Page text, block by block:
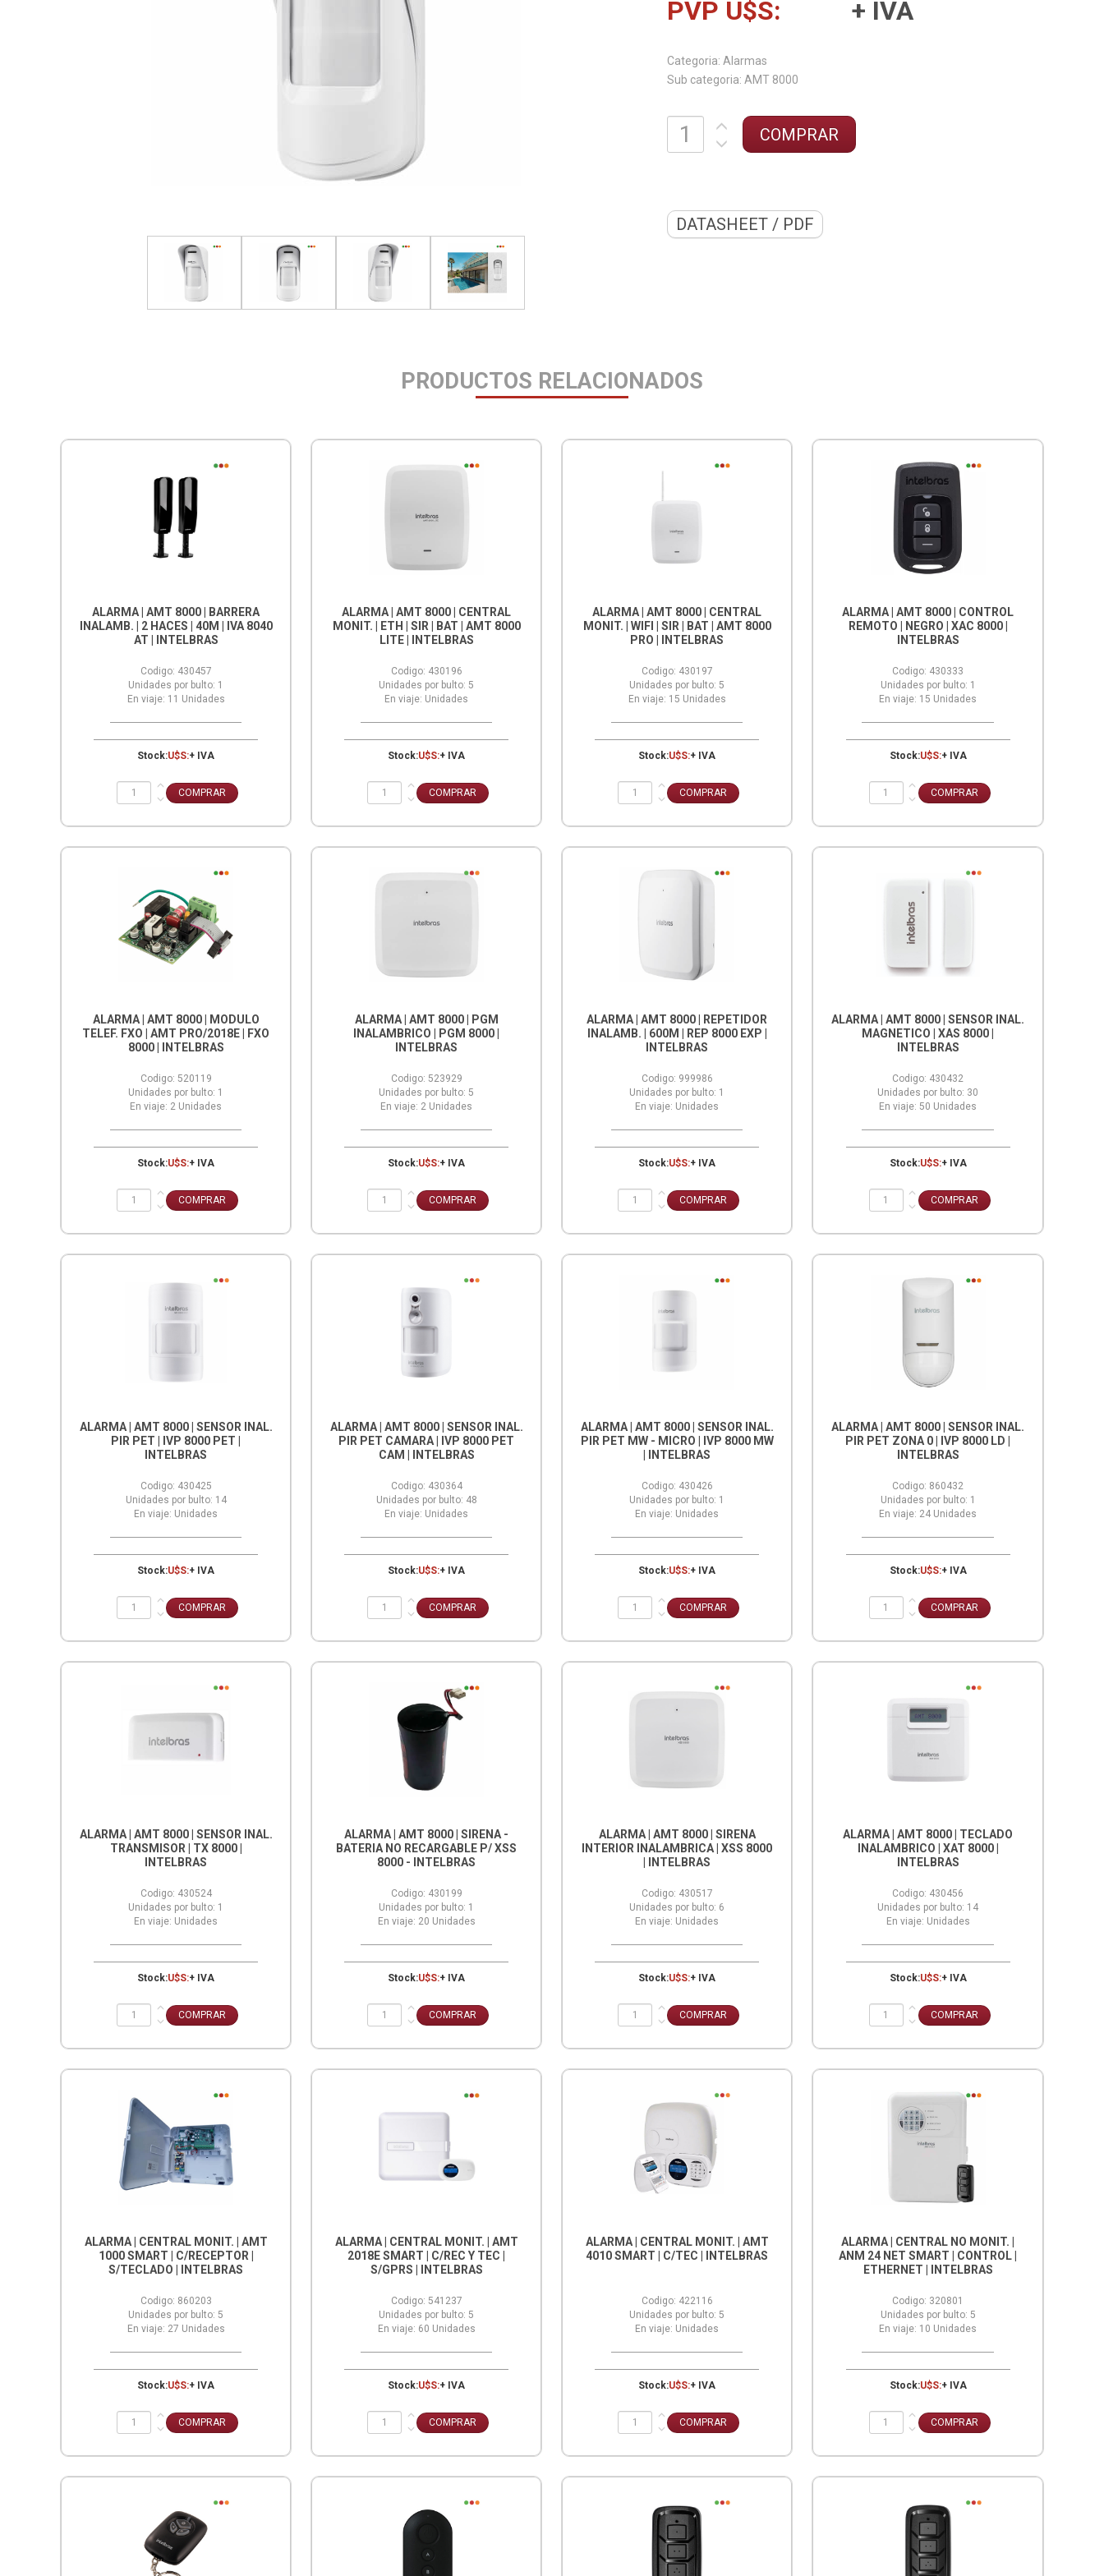
PVP U$S: + IVA
Categoria:
Sub categoria:
DATASHEET / PDF
PRODUCTOS RELACIONADOS
ALARMA | AMT 8000 | BARRERA
INALAMB. | 2 HACES | 40M | IVA 8040
AT | INTELBRAS
Codigo: 430457
Unidades por bulto: 1
En viaje: 11 Unidades
Stock:U$S:+ IVA
ALARMA | AMT 8000 | CENTRAL
MONIT. | ETH | SIR | BAT | AMT 8000
LITE | INTELBRAS
Codigo: 430196
Unidades por bulto: 5
En viaje: Unidades
Stock:U$S:+ IVA
ALARMA | AMT 8000 | CENTRAL
MONIT. | WIFI | SIR | BAT | AMT 8000
PRO | INTELBRAS
Codigo: 430197
Unidades por bulto: 5
En viaje: 15 Unidades
Stock:U$S:+ IVA
ALARMA | AMT 8000 | CONTROL
REMOTO | NEGRO | XAC 8000 |
INTELBRAS
Codigo: 430333
Unidades por bulto: 1
En viaje: 15 Unidades
Stock:U$S:+ IVA
ALARMA | AMT 8000 | MODULO
TELEF. FXO | AMT PRO/2018E | FXO
8000 | INTELBRAS
Codigo: 520119
Unidades por bulto: 1
En viaje: 2 Unidades
Stock:U$S:+ IVA
ALARMA | AMT 8000 | PGM
INALAMBRICO | PGM 8000 |
INTELBRAS
Codigo: 523929
Unidades por bulto: 5
En viaje: 2 Unidades
Stock:U$S:+ IVA
ALARMA | AMT 8000 | REPETIDOR
INALAMB. | 600M | REP 8000 EXP |
INTELBRAS
Codigo: 999986
Unidades por bulto: 1
En viaje: Unidades
Stock:U$S:+ IVA
ALARMA | AMT 8000 | SENSOR INAL.
MAGNETICO | XAS 8000 |
INTELBRAS
Codigo: 430432
Unidades por bulto: 30
En viaje: 50 Unidades
Stock:U$S:+ IVA
ALARMA | AMT 8000 | SENSOR INAL.
PIR PET | IVP 8000 PET |
INTELBRAS
Codigo: 430425
Unidades por bulto: 14
En viaje: Unidades
Stock:U$S:+ IVA
ALARMA | AMT 8000 | SENSOR INAL.
PIR PET CAMARA | IVP 8000 PET
CAM | INTELBRAS
Codigo: 430364
Unidades por bulto: 48
En viaje: Unidades
Stock:U$S:+ IVA
ALARMA | AMT 8000 | SENSOR INAL.
PIR PET MW - MICRO | IVP 8000 MW
| INTELBRAS
Codigo: 430426
Unidades por bulto: 1
En viaje: Unidades
Stock:U$S:+ IVA
ALARMA | AMT 8000 | SENSOR INAL.
PIR PET ZONA 0 | IVP 8000 LD |
INTELBRAS
Codigo: 860432
Unidades por bulto: 1
En viaje: 24 Unidades
Stock:U$S:+ IVA
ALARMA | AMT 8000 | SENSOR INAL.
TRANSMISOR | TX 8000 |
INTELBRAS
Codigo: 430524
Unidades por bulto: 1
En viaje: Unidades
Stock:U$S:+ IVA
ALARMA | AMT 8000 | SIRENA -
BATERIA NO RECARGABLE P/ XSS
8000 - INTELBRAS
Codigo: 430199
Unidades por bulto: 1
En viaje: 20 Unidades
Stock:U$S:+ IVA
ALARMA | AMT 8000 | SIRENA
INTERIOR INALAMBRICA | XSS 8000
| INTELBRAS
Codigo: 430517
Unidades por bulto: 6
En viaje: Unidades
Stock:U$S:+ IVA
ALARMA | AMT 8000 | TECLADO
INALAMBRICO | XAT 8000 |
INTELBRAS
Codigo: 430456
Unidades por bulto: 14
En viaje: Unidades
Stock:U$S:+ IVA
ALARMA | CENTRAL MONIT. | AMT
1000 SMART | C/RECEPTOR |
S/TECLADO | INTELBRAS
Codigo: 860203
Unidades por bulto: 5
En viaje: 27 Unidades
Stock:U$S:+ IVA
ALARMA | CENTRAL MONIT. | AMT
2018E SMART | C/REC Y TEC |
S/GPRS | INTELBRAS
Codigo: 541237
Unidades por bulto: 5
En viaje: 60 Unidades
Stock:U$S:+ IVA
ALARMA | CENTRAL MONIT. | AMT
4010 SMART | C/TEC | INTELBRAS
Codigo: 422116
Unidades por bulto: 5
En viaje: Unidades
Stock:U$S:+ IVA
ALARMA | CENTRAL NO MONIT. |
ANM 24 NET SMART | CONTROL |
ETHERNET | INTELBRAS
Codigo: 320801
Unidades por bulto: 5
En viaje: 10 Unidades
Stock:U$S:+ IVA